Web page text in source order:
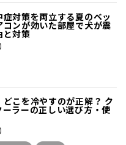
対策を両立する夏のベッ
ンが効いた部屋で犬が震
と対策
こを冷やすのが正解？ ク
ラーの正しい選び方・使